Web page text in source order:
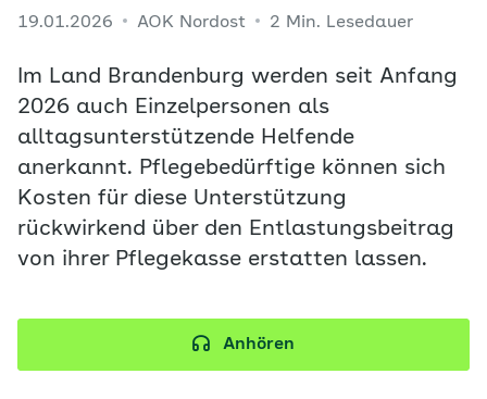
19.01.2026 AOK Nordost 2 Min. Lesedauer
Im Land Brandenburg werden seit Anfang
2026 auch Einzelpersonen als
alltagsunterstützende Helfende
anerkannt. Pflegebedürftige können sich
Kosten für diese Unterstützung
rückwirkend über den Entlastungsbeitrag
von ihrer Pflegekasse erstatten lassen.
Anhören